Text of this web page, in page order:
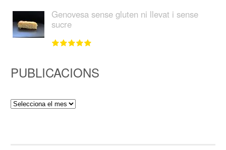
Genovesa sense gluten ni llevat i sense
sucre
PUBLICACIONS
Publicacions